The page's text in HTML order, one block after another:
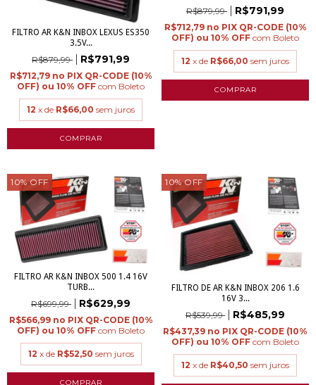
FILTRO AR K&N INBOX LEXUS ES350
3.5V...
R$879,99 R$791,99
R$712,79
com Boleto
12 x de R$66,00 sem juros
R$879,99 R$791,99
R$712,79
com Boleto
12 x de R$66,00 sem juros
10%OFF
FILTRO AR K&N INBOX 500 1.4 16V
TURB...
R$699,99 R$629,99
R$566,99
com Boleto
12 x de R$52,50 sem juros
10%OFF
FILTRO DE AR K&N INBOX 206 1.6
16V 3...
R$539,99 R$485,99
R$437,39
com Boleto
12 x de R$40,50 sem juros